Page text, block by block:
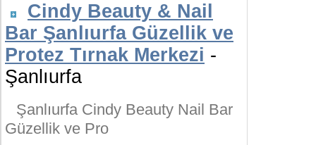
Cindy Beauty & Nail
Bar Şanlıurfa Güzellik ve
Protez Tırnak Merkezi -
Şanlıurfa
Şanlıurfa Cindy Beauty Nail Bar
Güzellik ve Pro